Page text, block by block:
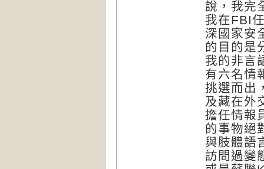
說，我完
我在FBI
深國家安
的目的是
我的非言
有六名情
挑選而出
及藏在外
擔任情報
的事物絕
與肢體語
訪問過變